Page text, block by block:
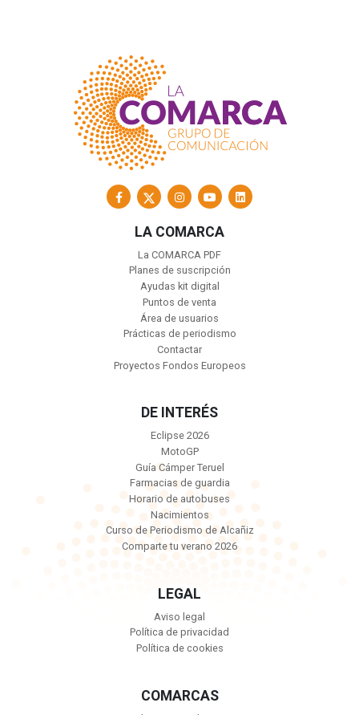
LA COMARCA
La COMARCA PDF
Planes de suscripción
Ayudas kit digital
Puntos de venta
Área de usuarios
Prácticas de periodismo
Contactar
Proyectos Fondos Europeos
DE INTERÉS
Eclipse 2026
MotoGP
Guía Cámper Teruel
Farmacias de guardia
Horario de autobuses
Nacimientos
Curso de Periodismo de Alcañiz
Comparte tu verano 2026
LEGAL
Aviso legal
Política de privacidad
Política de cookies
COMARCAS